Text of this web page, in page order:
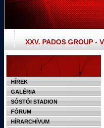
XXV. PADOS GROUP -
HÍREK
GALÉRIA
SÓSTÓI STADION
FÓRUM
HÍRARCHÍVUM